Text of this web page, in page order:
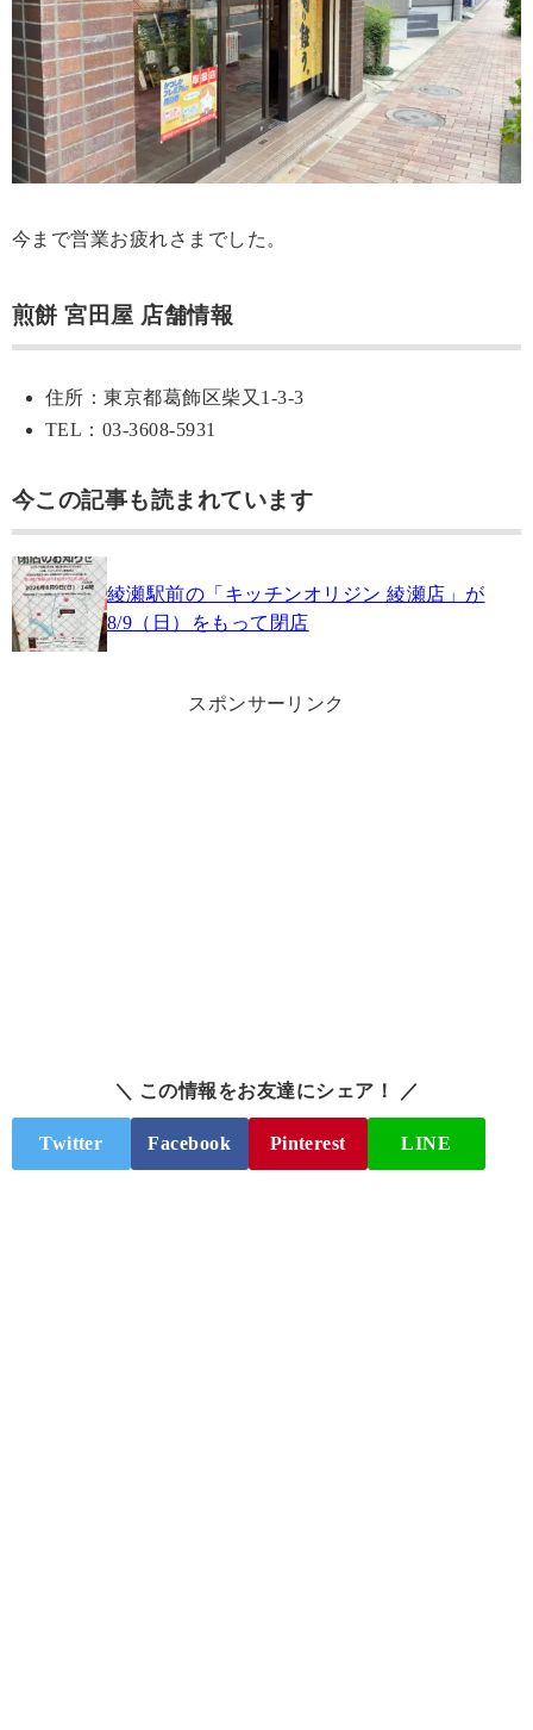
今まで営業お疲れさまでした。
煎餅 宮田屋 店舗情報
住所：東京都葛飾区柴又1-3-3
TEL：03-3608-5931
今この記事も読まれています
綾瀬駅前の「キッチンオリジン 綾瀬店」が
8/9（日）をもって閉店
スポンサーリンク
＼ この情報をお友達にシェア！ ／
Twitter Facebook Pinterest LINE